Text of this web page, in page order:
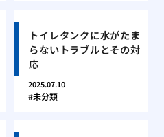
トイレタンクに水がたま
らないトラブルとその対
応
2025.07.10
未分類